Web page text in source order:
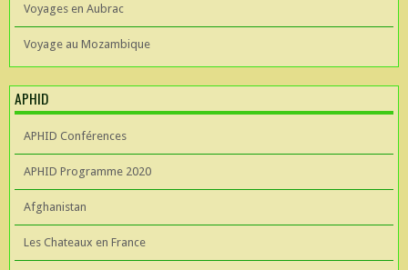
Voyages en Aubrac
Voyage au Mozambique
APHID
APHID Conférences
APHID Programme 2020
Afghanistan
Les Chateaux en France